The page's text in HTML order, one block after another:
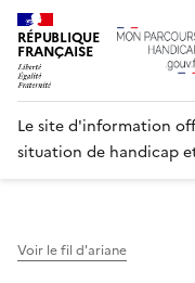
RÉPUBLIQUE
FRANÇAISE
Le site d'information
situation de handicap
Voir le fil d'ariane